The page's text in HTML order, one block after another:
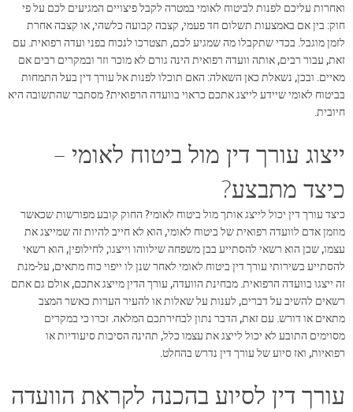
ואחרות עליכם לפנות לביטוח לאומי במטרה לקבל פיצויים המגיעים לכם על פי
חוק: בין אם באמצעות תשלום חד פעמי, קצבה קבועה כלשהי, או קצבה אחרת
לזמן מוגבל. בכדי שתקבלו מה שמגיע לכם, תצטרכו לנכוח בפני ועדה רפואית. עם
זאת, עבור רבים, אותה וועדה רפואית הינה גורם לא מוכר וזר ובמקרים רבים אם
מאיים. ובכן, נשאלת כאן השאלה: האם תוכלו לפנות אל עורך דין בעל התמחות
בביטוח לאומי שיידע לייצג אתכם כראוי בוועדה הרפואית? מסתבר שהתשובה היא
חיובית.
ייצוג עורך דין מול ביטוח לאומי –
כיצד מתבצע?
כיצד עורך דין יכול לייצג אותך מול ביטוח לאומי? החוק קובע מפורשות שכאשר
מוזמן אדם לוועדה רפואית של ביטוח לאומי, הוא לא חייב להיות זה שמייצג את
עצמו, שכן הוא רשאי להסתייע בבן משפחה שילווהו וייצגו; לחילופין, הוא רשאי
להסתייע בשירותי עורך דין ביטוח לאומי לאחר שנן לו ייפוי כוח מתאים, על-מנת
זה ייצגו בוועדה הרפואית. מבחינת הוועדה, עורך הדין מייצג אתכם, אולם גם אתם
רשאים להשיב על דברים, לענות על שאלות או להעיר הערות כאשר המצב
מתאים או דורש. עם זאת, הדבר נתון לבחירתכם המלאה. זכרו כי במקרים
מסוימים התובע לא יכול לייצג את עצמו כלל, תהינה הסיבות סיעודיות או
רפואיות, ואז סיוע של עורך דין נדרש בהחלט.
עורך דין לסיוע בהכנה לקראת הוועדה